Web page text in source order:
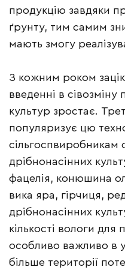
продукцію завдяки
ґрунту, тим самим
мають змогу
З кожним роком
введенні в сівозміну
культур зростає.
популяризує цю
сільгоспвиробникам
дрібнонасінних
фацелія, конюшина
вика яра, гірчиця,
дрібнонасінних
кількості вологи
особливо важливо в
більше території